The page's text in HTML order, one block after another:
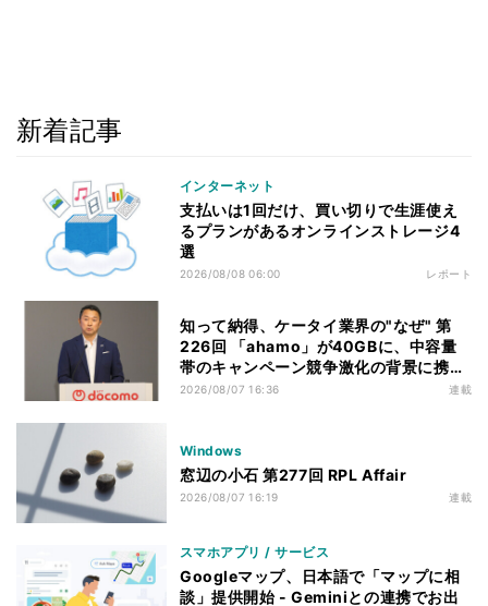
新着記事
インターネット
支払いは1回だけ、買い切りで生涯使え
るプランがあるオンラインストレージ4
選
2026/08/08 06:00 レポート
知って納得、ケータイ業界の"なぜ" 第
226回 「ahamo」が40GBに、中容量
帯のキャンペーン競争激化の背景に携帯
各社の“迷い”あり
2026/08/07 16:36 連載
Windows
窓辺の小石 第277回 RPL Affair
2026/08/07 16:19 連載
スマホアプリ / サービス
Googleマップ、日本語で「マップに相
談」提供開始 - Geminiとの連携でお出